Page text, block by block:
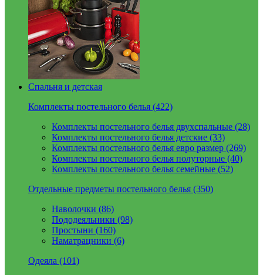
Спальня и детская
Комплекты постельного белья (422)
Комплекты постельного белья двухспальные (28)
Комплекты постельного белья детские (33)
Комплекты постельного белья евро размер (269)
Комплекты постельного белья полуторные (40)
Комплекты постельного белья семейные (52)
Отдельные предметы постельного белья (350)
Наволочки (86)
Пододеяльники (98)
Простыни (160)
Наматрацники (6)
Одеяла (101)